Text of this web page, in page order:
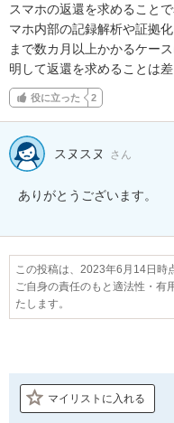
スマホの返還を求めること
マホ内部の記録解析や証拠
まで数カ月以上かかるケー
明して返還を求めることは差
役に立った 2
スヌスヌ さん
ありがとうございます。
この投稿は、2023年6月14日時
ご自身の責任のもと適法性・有
たします。
マイリストに入れる